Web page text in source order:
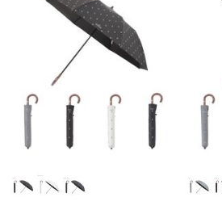
mila schon
ミラ・ショーン
MIRACLE TECH
ミラクルテック
OTHER BRAND
アザーブランド
ポールアンドジョー アクセソワ